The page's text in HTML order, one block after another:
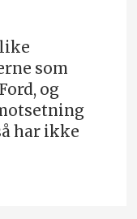
som
og
har ikke